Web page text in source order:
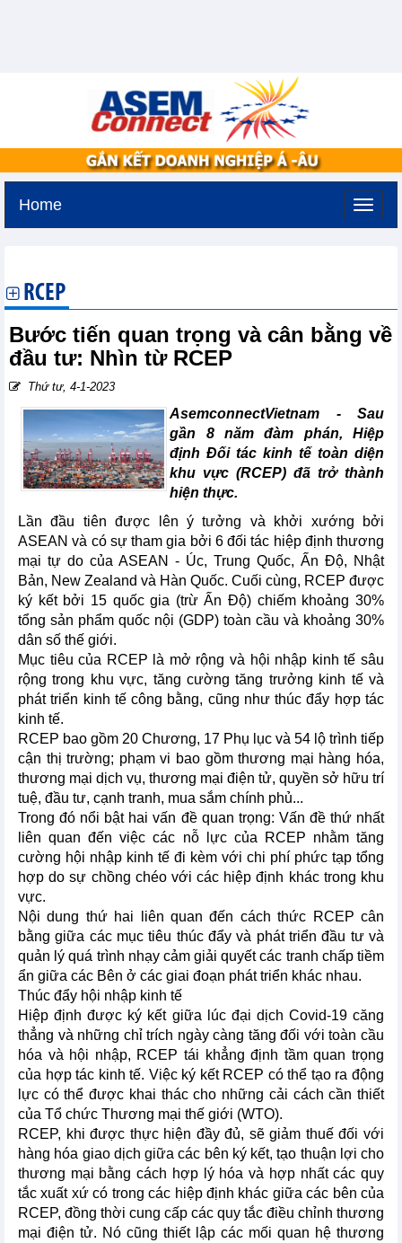
Home
RCEP
Bước tiến quan trọng và cân bằng về
đầu tư: Nhìn từ RCEP
Thứ tư, 4-1-2023
AsemconnectVietnam - Sau
gần 8 năm đàm phán, Hiệp
định Đối tác kinh tế toàn diện
khu vực (RCEP) đã trở thành
hiện thực.
Lần đầu tiên được lên ý tưởng và khởi xướng bởi
ASEAN và có sự tham gia bởi 6 đối tác hiệp định thương
mại tự do của ASEAN - Úc, Trung Quốc, Ấn Độ, Nhật
Bản, New Zealand và Hàn Quốc. Cuối cùng, RCEP được
ký kết bởi 15 quốc gia (trừ Ấn Độ) chiếm khoảng 30%
tổng sản phẩm quốc nội (GDP) toàn cầu và khoảng 30%
dân số thế giới.
Mục tiêu của RCEP là mở rộng và hội nhập kinh tế sâu
rộng trong khu vực, tăng cường tăng trưởng kinh tế và
phát triển kinh tế công bằng, cũng như thúc đẩy hợp tác
kinh tế.
RCEP bao gồm 20 Chương, 17 Phụ lục và 54 lộ trình tiếp
cận thị trường; phạm vi bao gồm thương mại hàng hóa,
thương mại dịch vụ, thương mại điện tử, quyền sở hữu trí
tuệ, đầu tư, cạnh tranh, mua sắm chính phủ...
Trong đó nổi bật hai vấn đề quan trọng: Vấn đề thứ nhất
liên quan đến việc các nỗ lực của RCEP nhằm tăng
cường hội nhập kinh tế đi kèm với chi phí phức tạp tổng
hợp do sự chồng chéo với các hiệp định khác trong khu
vực.
Nội dung thứ hai liên quan đến cách thức RCEP cân
bằng giữa các mục tiêu thúc đẩy và phát triển đầu tư và
quản lý quá trình nhạy cảm giải quyết các tranh chấp tiềm
ẩn giữa các Bên ở các giai đoạn phát triển khác nhau.
Thúc đẩy hội nhập kinh tế
Hiệp định được ký kết giữa lúc đại dịch Covid-19 căng
thẳng và những chỉ trích ngày càng tăng đối với toàn cầu
hóa và hội nhập, RCEP tái khẳng định tầm quan trọng
của hợp tác kinh tế. Việc ký kết RCEP có thể tạo ra động
lực có thể được khai thác cho những cải cách cần thiết
của Tổ chức Thương mại thế giới (WTO).
RCEP, khi được thực hiện đầy đủ, sẽ giảm thuế đối với
hàng hóa giao dịch giữa các bên ký kết, tạo thuận lợi cho
thương mại bằng cách hợp lý hóa và hợp nhất các quy
tắc xuất xứ có trong các hiệp định khác giữa các bên của
RCEP, đồng thời cung cấp các quy tắc điều chỉnh thương
mại điện tử. Nó cũng thiết lập các mối quan hệ thương